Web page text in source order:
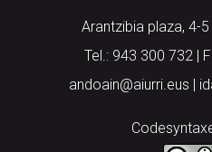
Arantzibia plaza, 4-
Tel.: 943 300 732 |
andoain@aiurri.eus |